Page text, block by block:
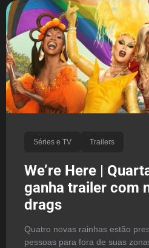
Séries e TV Trailers
We’re Here |
ganha trailer com
drags
Quatro novas rainhas estão
pessoas para fora de suas